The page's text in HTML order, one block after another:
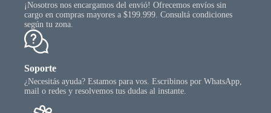
¡Nosotros nos encargamos del envió! Ofrecemos envíos sin
cargo en compras mayores a $199.999. Consultá condiciones
según tu zona.
Soporte
¿Necesitás ayuda? Estamos para vos. Escribinos por WhatsApp,
mail o redes y resolvemos tus dudas al instante.